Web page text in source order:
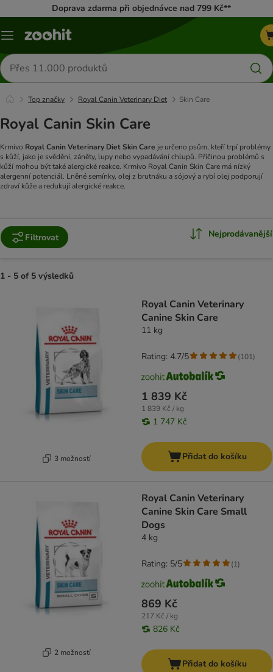
Doprava zdarma při objednávce nad 799 Kč**
Menu
Hledat
produkty
Top značky Royal Canin Veterinary Diet Skin Care
Royal Canin Skin Care
Krmivo Royal Canin Veterinary Diet Skin Care je určeno psům, kteří trpí problémy
s kůží, jako je svědění, záněty, lupy nebo vypadávání chlupů. Příčinou problémů s
kůží mohou být také alergické reakce. Krmivo Royal Canin Skin Care má nízký
alergenní potenciál. Lněné semínky, olej z brutnáku a sójový a rybí olej podporují
zdraví kůže a redukují alergické reakce.
Filtrovat Nejprodávanější
1 - 5 of 5 výsledků
3 možností
Royal Canin Veterinary
Canine Skin Care
11 kg
1 839 Kč
1 839 Kč / kg
1 747 Kč
Rating: 4.7/5 (101)
Přidat do košíku
2 možností
Royal Canin Veterinary
Canine Skin Care Small
Dogs
4 kg
869 Kč
217 Kč / kg
826 Kč
Rating: 5/5 (1)
Přidat do košíku